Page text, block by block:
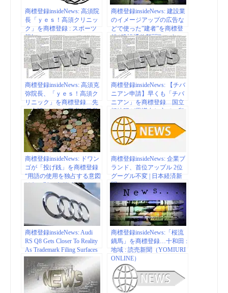
商標登録insideNews: 高須院
長「ｙｅｓ！高須クリニッ
ク」を商標登録 : スポーツ
報知
商標登録insideNews: 建設業
のイメージアップの広告な
どで使った”建者”を商標登
録 | 建設通信新聞Digital
商標登録insideNews: 高須克
弥院長、「ｙｅｓ！高須ク
リニック」を商標登録…先
に申請していた業者も発覚
「邪魔するな」 : スポーツ
報知
商標登録insideNews: 【チバ
ニアン申請】早くも「チバ
ニアン」を商標登録…国立
極地研が異議申し立て 印
刷物の除外求める – 産経ニ
ュース
商標登録insideNews: ドワン
ゴが「投げ銭」を商標登録
“用語の使用を独占する意図
はない” | エキサイトニュー
商標登録insideNews: 企業ブ
ランド、首位アップル 2位
グーグル不変 | 日本経済新
聞
商標登録insideNews: Audi
RS Q8 Gets Closer To Reality
As Trademark Filing Surfaces
商標登録insideNews:「桜流
鏑馬」を商標登録…十和田 :
地域 : 読売新聞（YOMIURI
ONLINE）